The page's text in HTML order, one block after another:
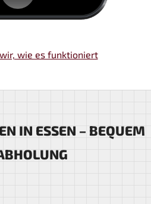
wie es funktioniert
IN ESSEN – BEQUEM